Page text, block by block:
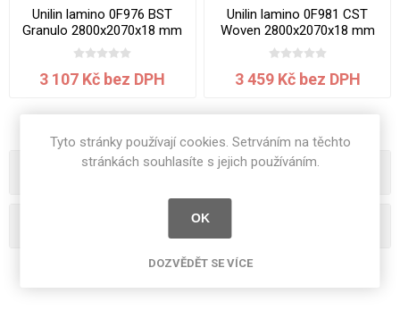
Unilin lamino 0F976 BST
Granulo 2800x2070x18 mm
3 107 Kč bez DPH
Unilin lamino 0F981 CST
Woven 2800x2070x18 mm
3 459 Kč bez DPH
Tyto stránky používají cookies. Setrváním na těchto
stránkách souhlasíte s jejich používáním.
OK
DOZVĚDĚT SE VÍCE